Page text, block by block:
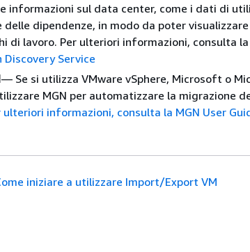
informazioni sul data center, come i dati di
dipendenze, in modo da poter
di lavoro. Per ulteriori informazioni, consulta la
Service
— Se si utilizza VMware vSphere, Microsoft o
MGN per automatizzare la migrazione
ulteriori informazioni, consulta la MGN User
iniziare a utilizzare Import/Export VM